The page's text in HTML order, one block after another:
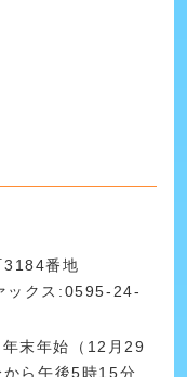
3184番地
ックス:0595-24-
末年始（12月29
ら午後5時15分